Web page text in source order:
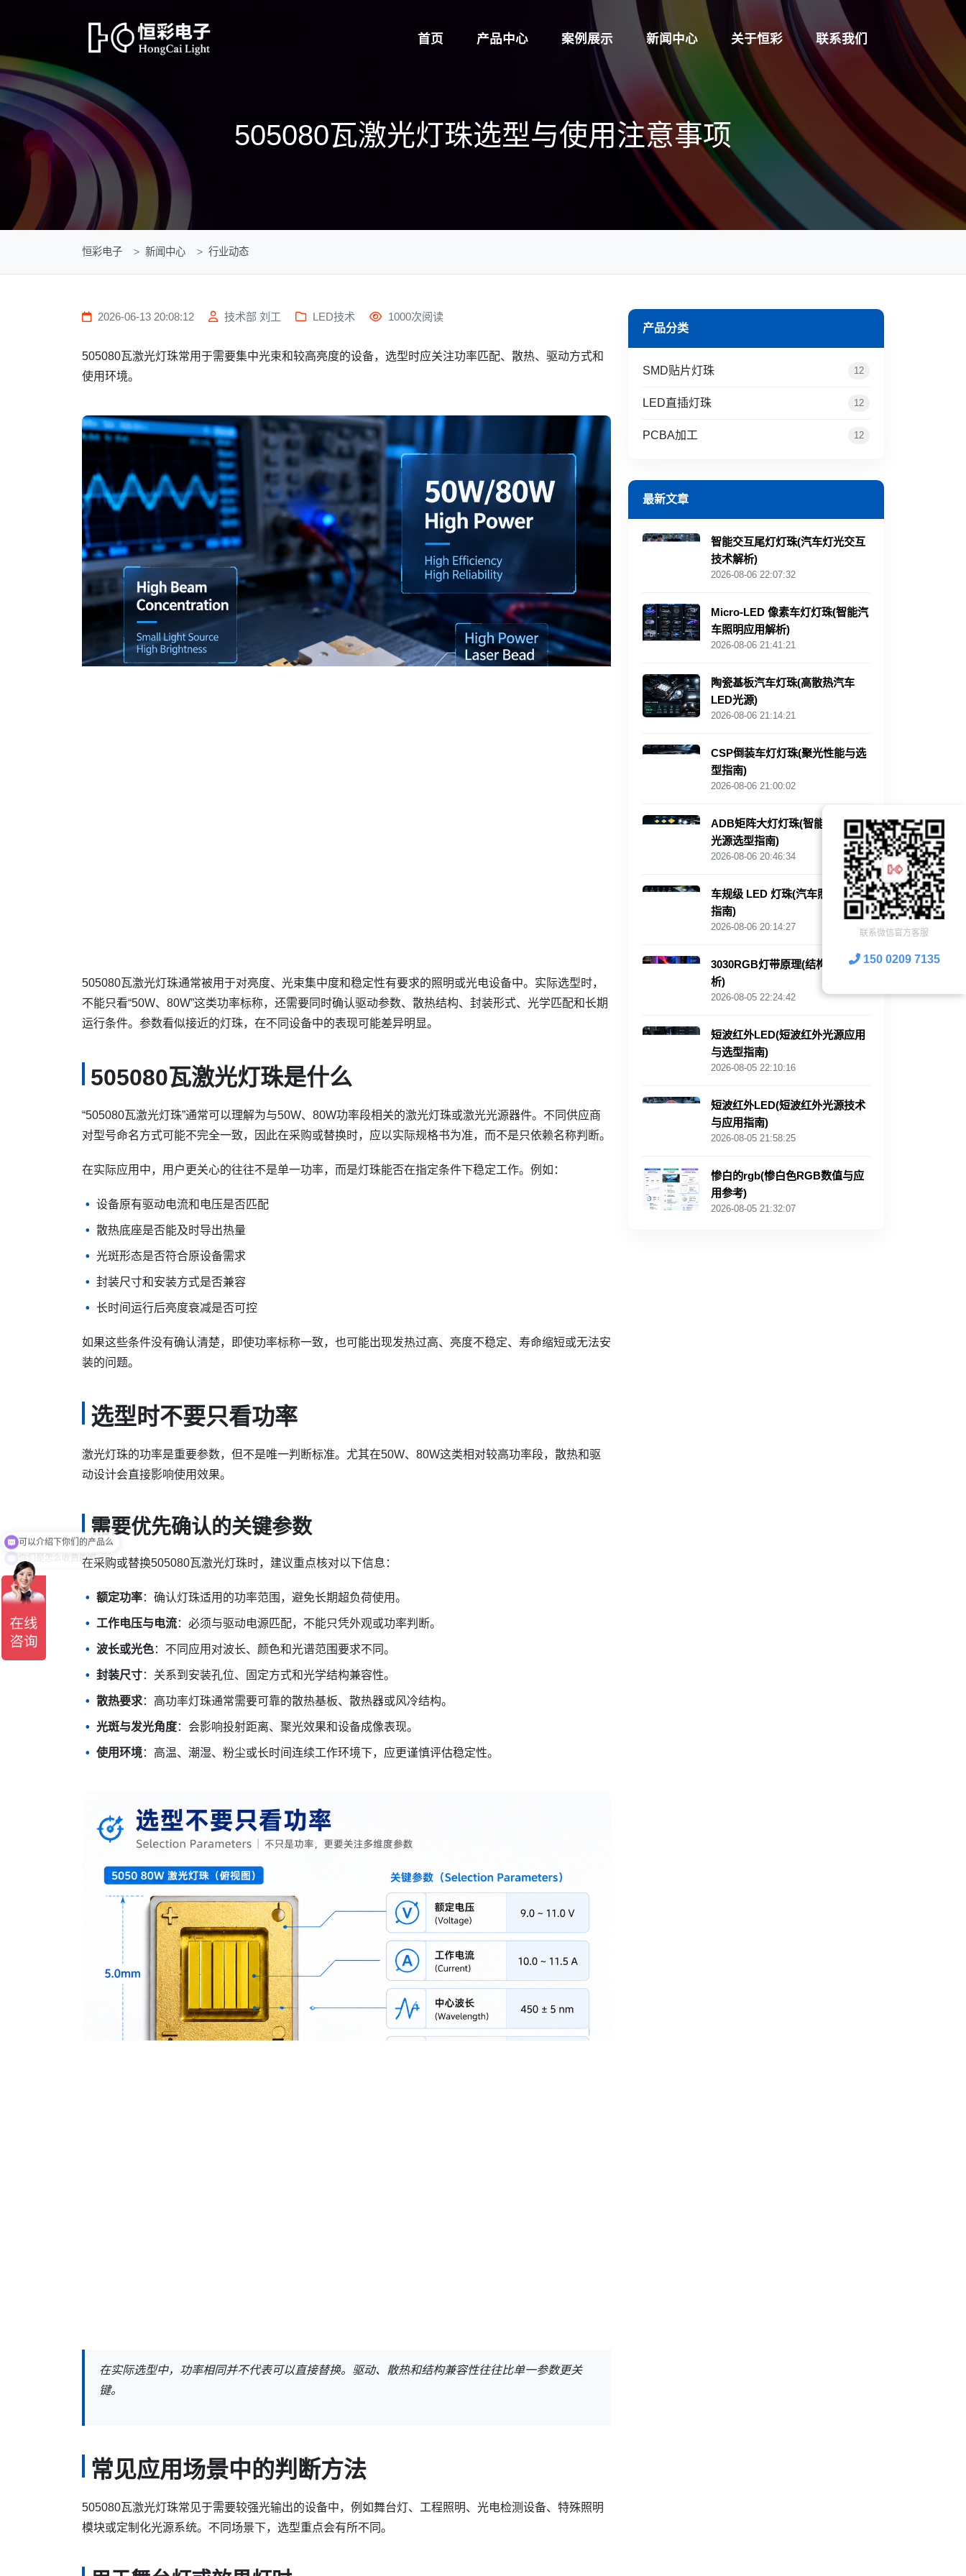
首页 产品中心 案例展示 新闻中心 关于恒彩 联系我们
505080瓦激光灯珠选型与使用注意事项
恒彩电子 新闻中心 行业动态
2026-06-13 20:08:12 技术部 刘工 LED技术 1000次阅读
505080瓦激光灯珠常用于需要集中光束和较高亮度的设备，选型时应关注功率匹配、散热、驱动方式和
使用环境。
505080瓦激光灯珠通常被用于对亮度、光束集中度和稳定性有要求的照明或光电设备中。实际选型时，
不能只看“50W、80W”这类功率标称，还需要同时确认驱动参数、散热结构、封装形式、光学匹配和长期
运行条件。参数看似接近的灯珠，在不同设备中的表现可能差异明显。
505080瓦激光灯珠是什么
“505080瓦激光灯珠”通常可以理解为与50W、80W功率段相关的激光灯珠或激光光源器件。不同供应商
对型号命名方式可能不完全一致，因此在采购或替换时，应以实际规格书为准，而不是只依赖名称判断。
在实际应用中，用户更关心的往往不是单一功率，而是灯珠能否在指定条件下稳定工作。例如：
设备原有驱动电流和电压是否匹配
散热底座是否能及时导出热量
光斑形态是否符合原设备需求
封装尺寸和安装方式是否兼容
长时间运行后亮度衰减是否可控
如果这些条件没有确认清楚，即使功率标称一致，也可能出现发热过高、亮度不稳定、寿命缩短或无法安
装的问题。
选型时不要只看功率
激光灯珠的功率是重要参数，但不是唯一判断标准。尤其在50W、80W这类相对较高功率段，散热和驱
动设计会直接影响使用效果。
需要优先确认的关键参数
在采购或替换505080瓦激光灯珠时，建议重点核对以下信息：
额定功率：确认灯珠适用的功率范围，避免长期超负荷使用。
工作电压与电流：必须与驱动电源匹配，不能只凭外观或功率判断。
波长或光色：不同应用对波长、颜色和光谱范围要求不同。
封装尺寸：关系到安装孔位、固定方式和光学结构兼容性。
散热要求：高功率灯珠通常需要可靠的散热基板、散热器或风冷结构。
光斑与发光角度：会影响投射距离、聚光效果和设备成像表现。
使用环境：高温、潮湿、粉尘或长时间连续工作环境下，应更谨慎评估稳定性。
在实际选型中，功率相同并不代表可以直接替换。驱动、散热和结构兼容性往往比单一参数更关
键。
常见应用场景中的判断方法
505080瓦激光灯珠常见于需要较强光输出的设备中，例如舞台灯、工程照明、光电检测设备、特殊照明
模块或定制化光源系统。不同场景下，选型重点会有所不同。
产品分类
SMD贴片灯珠 12
LED直插灯珠 12
PCBA加工 12
最新文章
智能交互尾灯灯珠(汽车灯光交互
技术解析)
2026-08-06 22:07:32
Micro-LED 像素车灯灯珠(智能汽
车照明应用解析)
2026-08-06 21:41:21
陶瓷基板汽车灯珠(高散热汽车
LED光源)
2026-08-06 21:14:21
CSP倒装车灯灯珠(聚光性能与选
型指南)
2026-08-06 21:00:02
ADB矩阵大灯灯珠(智能汽车照明
光源选型指南)
2026-08-06 20:46:34
车规级 LED 灯珠(汽车照明选型
指南)
2026-08-06 20:14:27
3030RGB灯带原理(结构与应用解
析)
2026-08-05 22:24:42
短波红外LED(短波红外光源应用
与选型指南)
2026-08-05 22:10:16
短波红外LED(短波红外光源技术
与应用指南)
2026-08-05 21:58:25
惨白的rgb(惨白色RGB数值与应
用参考)
2026-08-05 21:32:07
联系微信官方客服
150 0209 7135
你们是怎么收费的呢